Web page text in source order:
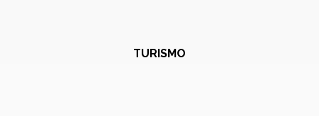
TURISMO